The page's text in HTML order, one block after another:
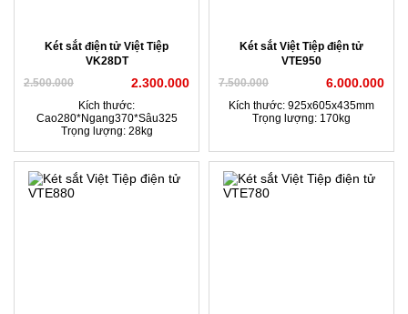
Két sắt điện tử Việt Tiệp
VK28DT
2.500.000
2.300.000
Kích thước:
Cao280*Ngang370*Sâu325
Trọng lượng: 28kg
Két sắt Việt Tiệp điện tử
VTE950
7.500.000
6.000.000
Kích thước: 925x605x435mm
Trọng lượng: 170kg